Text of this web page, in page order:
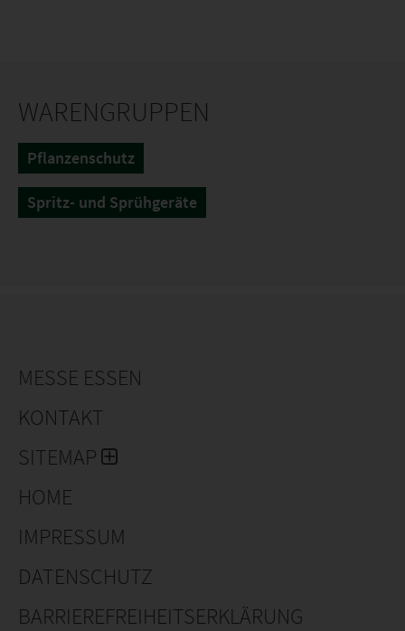
WARENGRUPPEN
Pflanzenschutz
Spritz- und Sprühgeräte
MESSE ESSEN
KONTAKT
SITEMAP
HOME
IMPRESSUM
DATENSCHUTZ
BARRIEREFREIHEITSERKLÄRUNG